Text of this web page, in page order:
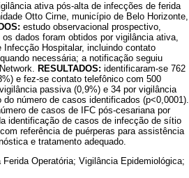
ativa pós-alta de infecções de ferida
Otto Cirne, município de Belo Horizonte,
estudo observacional prospectivo,
dados foram obtidos por vigilância ativa,
Hospitalar, incluindo contato
necessária; a notificação seguiu
RESULTADOS: identificaram-se 762
e fez-se contato telefônico com 500
passiva (0,9%) e 34 por vigilância
número de casos identificados (p<0,0001).
de casos de IFC pós-cesariana por
identificação de casos de infecção de sítio
referência de puérperas para assistência
e tratamento adequado.
Operatória; Vigilância Epidemiológica;